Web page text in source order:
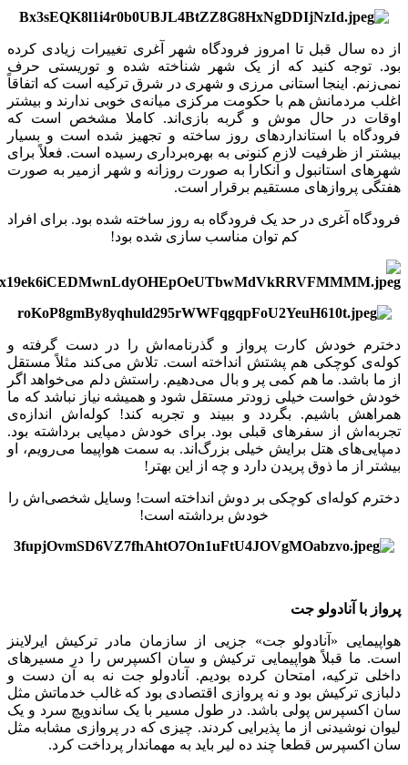
از ده سال قبل تا امروز فرودگاه شهر آغری تغییرات زیادی کرده
بود. توجه کنید که از یک شهر شناخته شده و توریستی حرف
نمی‌زنم. اینجا استانی مرزی و شهری در شرق ترکیه است که اتفاقاً
اغلب مردمانش هم با حکومت مرکزی میانه‌ی خوبی ندارند و بیشتر
اوقات در حال موش و گربه بازی‌اند. کاملا مشخص است که
فرودگاه با استانداردهای روز ساخته و تجهیز شده است و بسیار
بیشتر از ظرفیت لازم کنونی به بهره‌برداری رسیده است. فعلاً برای
شهرهای استانبول و آنکارا به صورت روزانه و شهر ازمیر به صورت
هفتگی پروازهای مستقیم برقرار است.
فرودگاه‌ آغری در حد یک فرودگاه به روز ساخته شده بود. برای افراد
کم توان مناسب سازی شده بود!
دخترم خودش کارت پرواز و گذرنامه‌اش را در دست گرفته و
کوله‌ی کوچکی هم پشتش انداخته است. تلاش می‌کند مثلاً مستقل
از ما باشد. ما هم کمی پر و بال می‌دهیم. راستش دلم می‌خواهد اگر
خودش خواست خیلی زودتر مستقل شود و همیشه نیاز نباشد که ما
همراهش باشیم. بگردد و ببیند و تجربه کند! کوله‌اش اندازه‌ی
تجربه‌اش از سفر‌های قبلی بود. برای خودش دمپایی برداشته بود.
دمپایی‌های هتل‌ برایش خیلی بزرگ‌اند. به سمت هواپیما می‌رویم، او
بیشتر از ما ذوق پریدن دارد و چه از این بهتر!
دخترم کوله‌ای کوچکی بر دوش انداخته است! وسایل شخصی‌اش را
خودش برداشته است!
پرواز با آنادولو جت
هواپیمایی «آنادولو جت» جزیی از سازمان مادر ترکیش ایرلاینز
است. ما قبلاً هواپیمایی ترکیش و سان اکسپرس را در مسیرهای
داخلی ترکیه، امتحان کرده بودیم. آنادولو جت نه به آن دست و
دلبازی ترکیش بود و نه پروازی اقتصادی بود که غالب خدماتش مثل
سان اکسپرس پولی باشد. در طول مسیر با یک ساندویچ سرد و یک
لیوان نوشیدنی از ما پذیرایی کردند. چیزی که در پروازی مشابه مثل
سان اکسپرس قطعا چند ده لیر باید به مهماندار پرداخت کرد.